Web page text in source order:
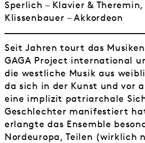
Sperlich – Klavier & Theremin,
Klissenbauer – Akkordeon
Seit Jahren tourt das
GAGA Project international
die westliche Musik aus
da sich in der Kunst und vor
eine implizit patriarchale
Geschlechter manifestiert
erlangte das Ensemble
Nordeuropa, Teilen (wirklich